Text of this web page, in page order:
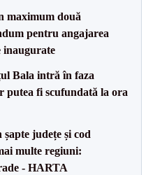
maximum două
pentru angajarea
inaugurate
Bala intră în faza
putea fi scufundată la ora
județe și cod
multe regiuni:
- HARTA